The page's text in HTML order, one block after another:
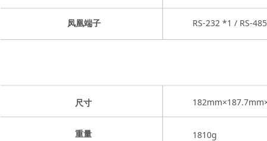
凤凰端子 RS-232 *1 / RS-
尺寸
重量 1810g